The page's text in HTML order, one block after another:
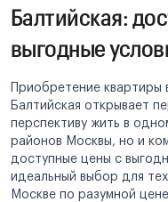
Балтийская:
выгодные
Приобретение
Балтийская открывает
перспективу жить в
районов Москвы, но и
доступные цены с
идеальный выбор для
Москве по разумной